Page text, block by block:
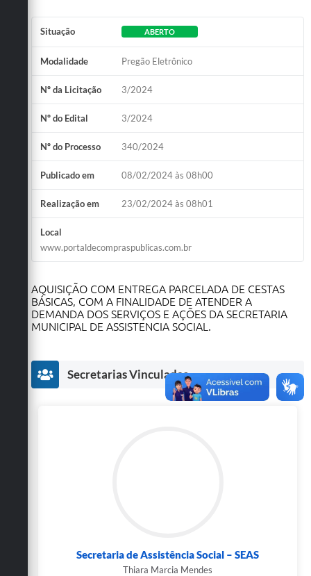
Conselho Tutelar.
Carta de Serviços
Obras
Emprega
Links
Telefones Úteis
Sala M. do Empreendedor
Situação ABERTO
Modalidade Pregão Eletrônico
Nº da Licitação 3/2024
Nº do Edital 3/2024
Nº do Processo 340/2024
Publicado em 08/02/2024 às 08h00
Realização em 23/02/2024 às 08h01
Local
www.portaldecompraspublicas.com.br
AQUISIÇÃO COM ENTREGA PARCELADA DE CESTAS
BÁSICAS, COM A FINALIDADE DE ATENDER A
DEMANDA DOS SERVIÇOS E AÇÕES DA SECRETARIA
MUNICIPAL DE ASSISTENCIA SOCIAL.
Secretarias Vinculadas
Secretaria de Assistência Social – SEAS
Thiara Marcia Mendes